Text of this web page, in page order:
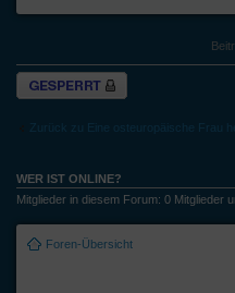
Thema gesperrt
Zurück zu Eine osteuropäische Frau
WER IST ONLINE?
Mitglieder in diesem Forum: 0 Mitglieder
Foren-Übersicht